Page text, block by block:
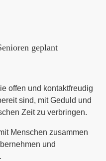
geplant
offen und kontaktfreudig
sind, mit Geduld und
Zeit zu verbringen.
Menschen zusammen
und